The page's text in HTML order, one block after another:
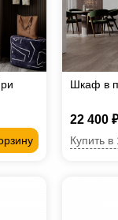
Шкаф в
22 400 ₽
Купить в